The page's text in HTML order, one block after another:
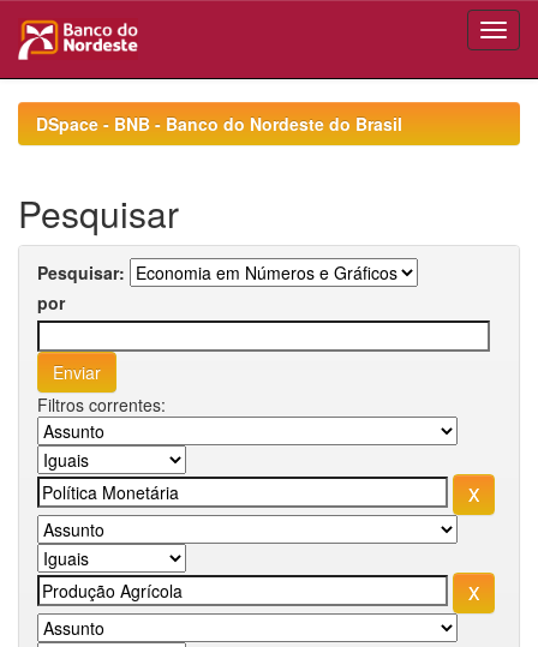
navigationDSpace - BNB - Banco do Nordeste do Brasil
Pesquisar
Pesquisar:
por
Filtros correntes: